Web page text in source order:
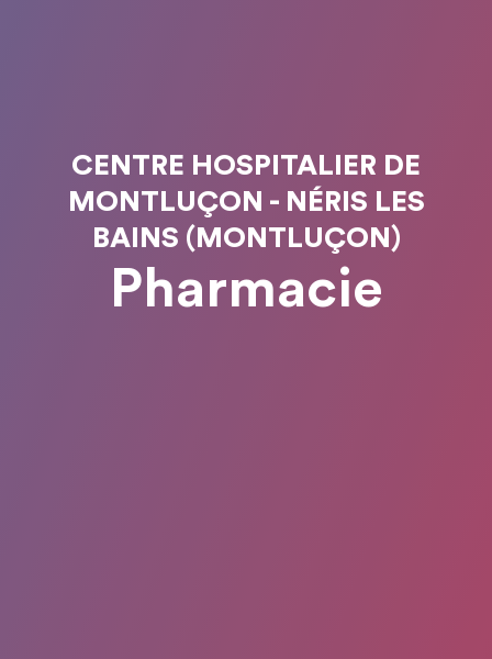
CENTRE HOSPITALIER DE
MONTLUÇON - NÉRIS LES
BAINS (MONTLUÇON)
Pharmacie